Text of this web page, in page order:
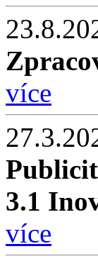
více
3.1
více